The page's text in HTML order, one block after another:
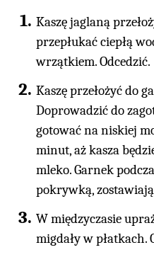
Kaszę jaglaną
przepłukać ciepłą
wrzątkiem. Odcedzić.
Kaszę przełożyć do
Doprowadzić do
gotować na niskiej
minut, aż kasza
mleko. Garnek
pokrywką,
W międzyczasie
migdały w płatkach.